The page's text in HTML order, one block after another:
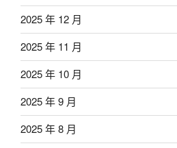
2025 年 12 月
2025 年 11 月
2025 年 10 月
2025 年 9 月
2025 年 8 月